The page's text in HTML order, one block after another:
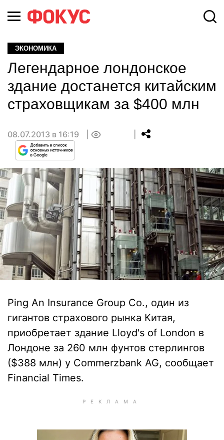
ЭКОНОМИКА
Легендарное лондонское
здание достанется китайским
страховщикам за $400 млн
08.07.2013 в 16:19
Ping An Insurance Group Co., один из
гигантов страхового рынка Китая,
приобретает здание Lloyd's of London в
Лондоне за 260 млн фунтов стерлингов
($388 млн) у Commerzbank AG, сообщает
Financial Times.